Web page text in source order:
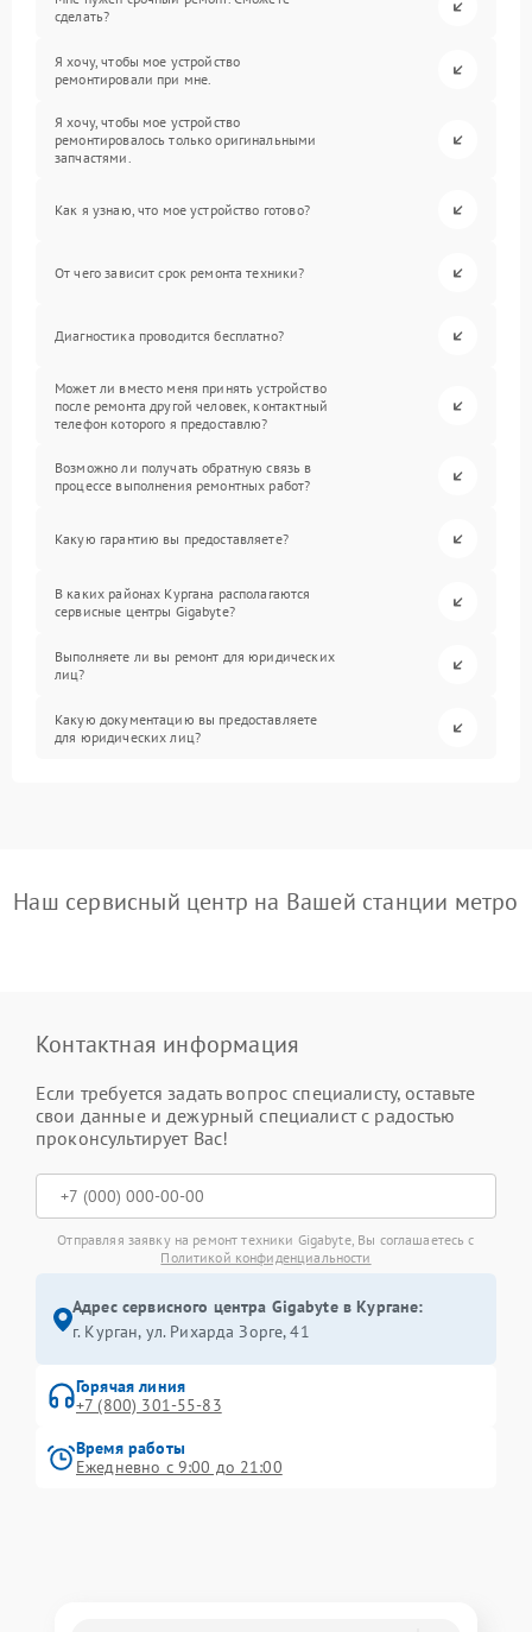
сделать?
Я хочу, чтобы мое устройство
ремонтировали при мне.
Я хочу, чтобы мое устройство
ремонтировалось только оригинальными
запчастями.
Как я узнаю, что мое устройство готово?
От чего зависит срок ремонта техники?
Диагностика проводится бесплатно?
Может ли вместо меня принять устройство
после ремонта другой человек, контактный
телефон которого я предоставлю?
Возможно ли получать обратную связь в
процессе выполнения ремонтных работ?
Какую гарантию вы предоставляете?
В каких районах Кургана располагаются
сервисные центры Gigabyte?
Выполняете ли вы ремонт для юридических
лиц?
Какую документацию вы предоставляете
для юридических лиц?
Наш сервисный центр на Вашей станции метро
Контактная информация
Если требуется задать вопрос специалисту, оставьте
свои данные и дежурный специалист с радостью
проконсультирует Вас!
Отправляя заявку на ремонт техники Gigabyte, Вы соглашаетесь с
Политикой конфиденциальности
Адрес сервисного центра Gigabyte в Кургане:
г. Курган, ул. Рихарда Зорге, 41
Горячая линия
+7 (800) 301-55-83
Время работы
Ежедневно с 9:00 до 21:00